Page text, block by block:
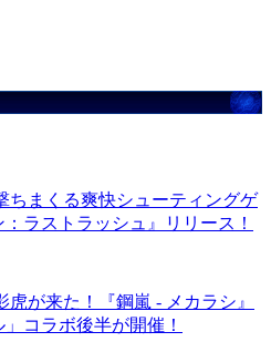
ちまくる爽快シューティングゲ
ラストラッシュ』リリース！
虎が来た！『鋼嵐 - メカラシ』
コラボ後半が開催！